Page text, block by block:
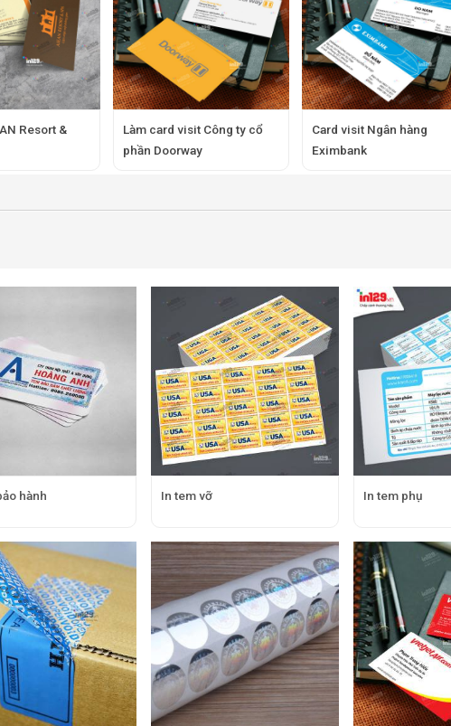
Resort &
Làm card visit Công ty cổ
phần Doorway
Card visit Ngân hàng
Eximbank
hành In tem vỡ In tem phụ